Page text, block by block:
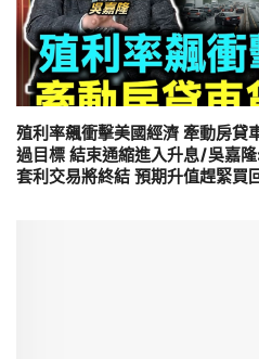
殖利率飆衝擊美國經濟 牽動房貸
過目標 結束通縮進入升息/吳嘉
套利交易將終結 預期升值趕緊買